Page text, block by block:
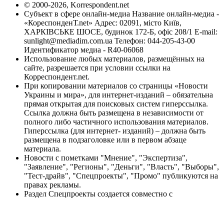
© 2000-2026, Korrespondent.net
Субъект в сфере онлайн-медиа Название онлайн-медиа -
«КореспонденТ.net» Адрес: 02091, місто Київ,
ХАРКІВСЬКЕ ШОСЕ, будинок 172-Б, офіс 208/1 E-mail:
sunlight@mediadim.com.ua Телефон: 044-205-43-00
Идентификатор медиа - R40-06068
Использование любых материалов, размещённых на
сайте, разрешается при условии ссылки на
Корреспондент.net.
При копировании материалов со страницы «Новости
Украины и мира», для интернет-изданий – обязательна
прямая открытая для поисковых систем гиперссылка.
Ссылка должна быть размещена в независимости от
полного либо частичного использования материалов.
Гиперссылка (для интернет- изданий) – должна быть
размещена в подзаголовке или в первом абзаце
материала.
Новости с пометками "Мнение", "Экспертиза",
"Заявление", "Регионы", "Деньги", "Власть", "Выборы",
"Тест-драйв", "Спецпроекты", "Промо" публикуются на
правах рекламы.
Раздел Спецпроекты создается совместно с